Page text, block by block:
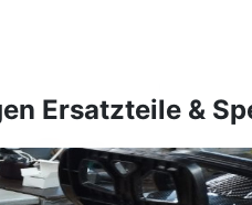
Ersatzteile &